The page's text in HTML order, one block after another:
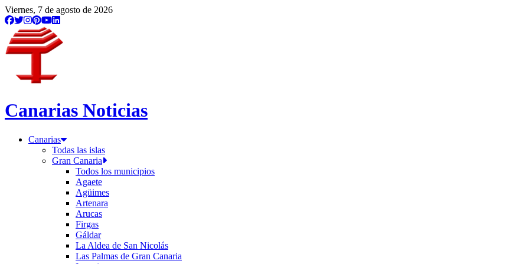
Viernes, 7 de agosto de 2026
Canarias Noticias
Canarias
Todas las islas
Gran Canaria
Todos los municipios
Agaete
Agüimes
Artenara
Arucas
Firgas
Gáldar
La Aldea de San Nicolás
Las Palmas de Gran Canaria